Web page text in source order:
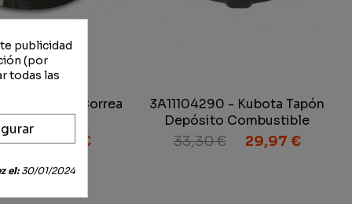
- Kubota Correa
Aire
€ 27,99 €
3A11104290 - Kubota Tapón
Depósito Combustible
33,30 € 29,97 €
publicidad
(por
todas las
el:30/01/2024